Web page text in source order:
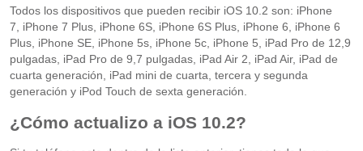
Todos los dispositivos que pueden recibir iOS 10.2 son: iPhone
7, iPhone 7 Plus, iPhone 6S, iPhone 6S Plus, iPhone 6, iPhone 6
Plus, iPhone SE, iPhone 5s, iPhone 5c, iPhone 5, iPad Pro de 12,9
pulgadas, iPad Pro de 9,7 pulgadas, iPad Air 2, iPad Air, iPad de
cuarta generación, iPad mini de cuarta, tercera y segunda
generación y iPod Touch de sexta generación.
¿Cómo actualizo a iOS 10.2?